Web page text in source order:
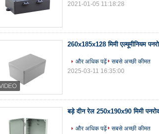
2021-01-05 11:18:28
260x185x128 मिमी एल्यूमीनियम
और अधिक पढ़ें
सबसे अच्छी कीमत
2025-03-11 16:35:00
बड़े दीन रेल 250x190x90 मिमी
और अधिक पढ़ें
सबसे अच्छी कीमत